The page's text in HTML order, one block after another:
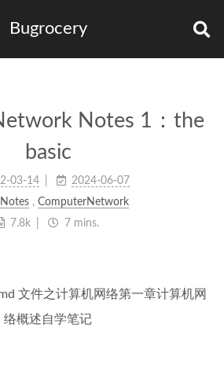
Bugrocery
Notes 1：the
basic
03-14
2024-06-07
Notes ,ComputerNetwork
7.8k
7 mins.
文件之计算机网络第一章计算机网
络概述自学笔记